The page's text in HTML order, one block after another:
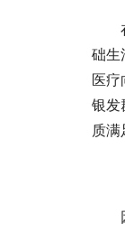
础生
医疗
银发
质满